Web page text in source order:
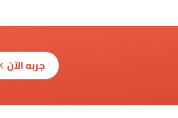
جربه الآن